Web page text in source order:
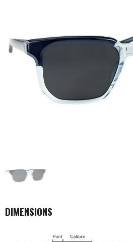
DIMENSIONS